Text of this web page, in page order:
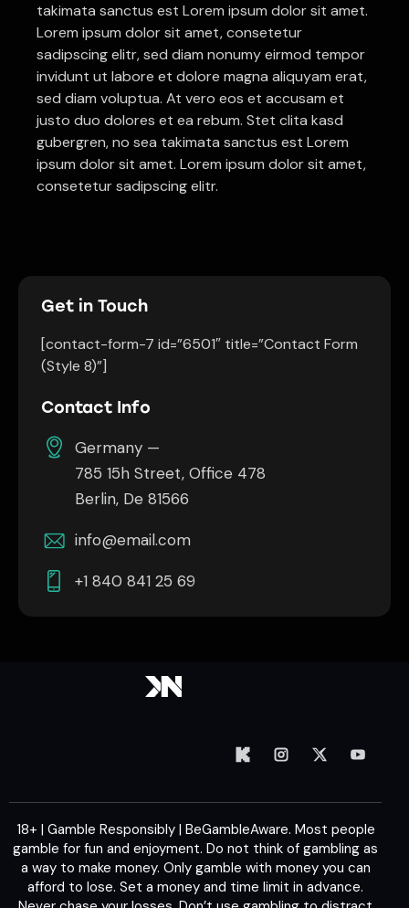
takimata sanctus est Lorem ipsum dolor sit amet.
Lorem ipsum dolor sit amet, consetetur
sadipscing elitr, sed diam nonumy eirmod tempor
invidunt ut labore et dolore magna aliquyam erat,
sed diam voluptua. At vero eos et accusam et
justo duo dolores et ea rebum. Stet clita kasd
gubergren, no sea takimata sanctus est Lorem
ipsum dolor sit amet. Lorem ipsum dolor sit amet,
consetetur sadipscing elitr.
Get in Touch
[contact-form-7 id=”6501″ title=”Contact Form
(Style 8)”]
Contact Info
Germany —
785 15h Street, Office 478
Berlin, De 81566
info@email.com
+1 840 841 25 69
18+ | Gamble Responsibly | BeGambleAware. Most people
gamble for fun and enjoyment. Do not think of gambling as
a way to make money. Only gamble with money you can
afford to lose. Set a money and time limit in advance.